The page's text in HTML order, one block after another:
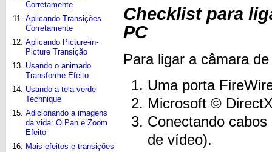
Corretamente
Aplicando Transições
Corretamente
Aplicando Picture-in-
Picture Transição
Usando o animado
Transforme Efeito
Usando a tela verde
Technique
Adicionando a imagens
da vida: O Pan e Zoom
Efeito
Mais efeitos e transições
Checklist para
PC
Para ligar a câmara
Uma porta
Microsoft ©
Conectando
de vídeo).